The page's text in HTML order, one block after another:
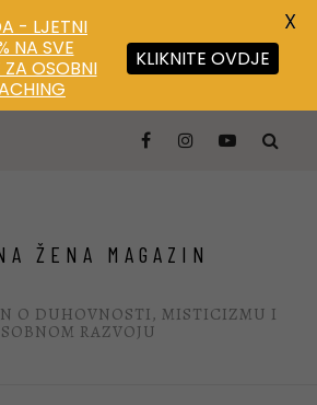
ŽENA MAGAZIN
O DUHOVNOSTI, MISTICIZMU I
RAZVOJU
- LJETNI
NA SVE
OSOBNI
KLIKNITE OVDJE
X